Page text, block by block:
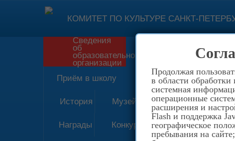
Продолжая
в области
системная
операционные
расширения и
Flash и поддержка
географическое
пребывания на
КОМИТЕТ ПО КУЛЬТУРЕ САНКТ-
Форма обратной
Сведения
об
образовательной
организации
Приём в школу
История Музей
Награды Конкурсы